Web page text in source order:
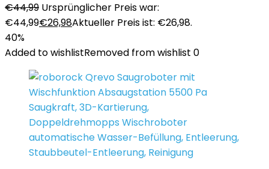
€44,99 Ursprünglicher Preis war:
€44,99€26,98Aktueller Preis ist: €26,98.
40%
Added to wishlistRemoved from wishlist 0